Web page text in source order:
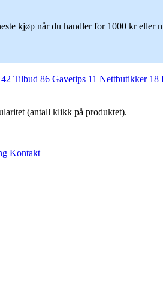
kjøp når du handler for 1000 kr
42 Tilbud 86 Gavetips 11 Nettbutikker 18
(antall klikk på produktet).
Kontakt